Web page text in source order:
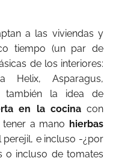
a las viviendas y
tiempo (un par de
de los interiores:
Helix, Asparagus,
también la idea de
en la cocinacon
a mano hierbas
e incluso -¿por
o incluso de tomates